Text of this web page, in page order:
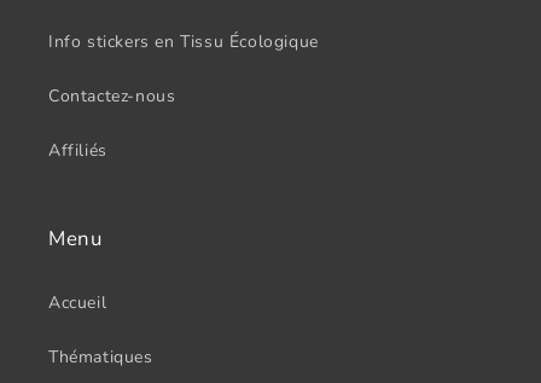
Info stickers en Tissu Écologique
Contactez-nous
Affiliés
Menu
Accueil
Thématiques